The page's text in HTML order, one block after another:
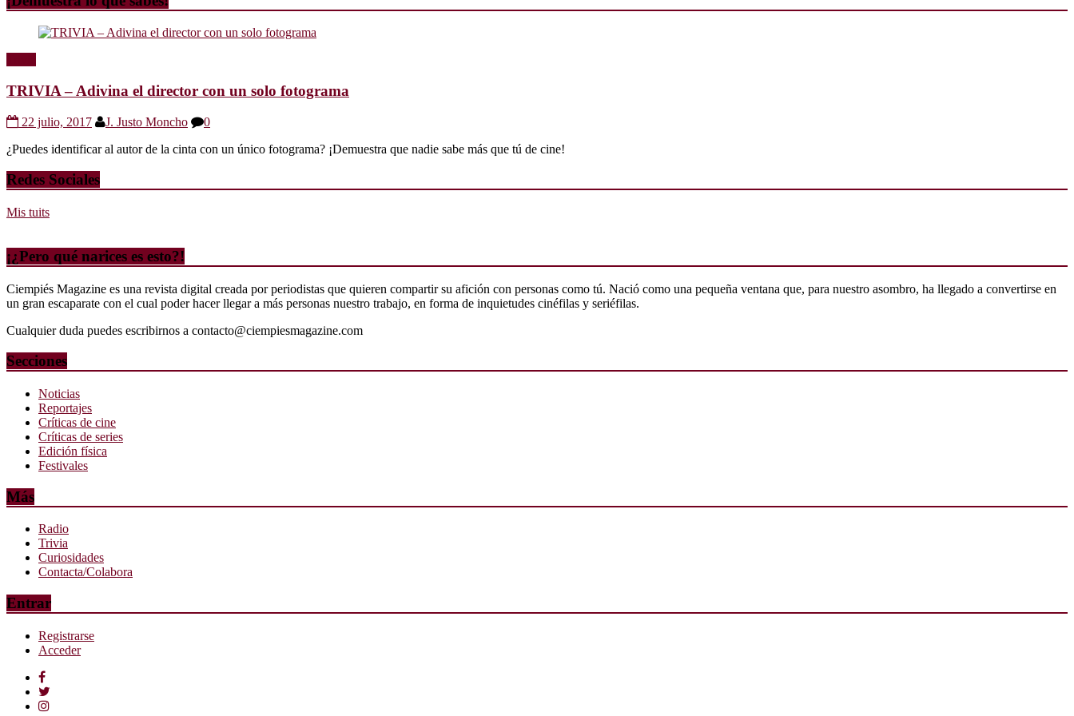
TRIVIA – Adivina el director con un solo fotograma
22 julio, 2017 J. Justo Moncho
0
¿Puedes identificar al autor de la cinta con un único fotograma? ¡Demuestra que nadie sabe más que tú de cine!
Redes Sociales
Mis tuits
¡¿Pero qué narices es esto?!
Ciempiés Magazine es una revista digital creada por periodistas que quieren compartir su afición con personas como tú. Nació como una pequeña ventana que, para nuestro asombro, ha llegado a convertirse en
un gran escaparate con el cual poder hacer llegar a más personas nuestro trabajo, en forma de inquietudes cinéfilas y seriéfilas.
Cualquier duda puedes escribirnos a contacto@ciempiesmagazine.com
Secciones
Noticias
Reportajes
Críticas de cine
Críticas de series
Edición física
Festivales
Más
Radio
Trivia
Curiosidades
Contacta/Colabora
Entrar
Registrarse
Acceder